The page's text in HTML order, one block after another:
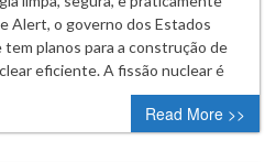
Alert, o governo dos Estados
tem planos para a construção de
eficiente. A fissão nuclear é
Read More >>